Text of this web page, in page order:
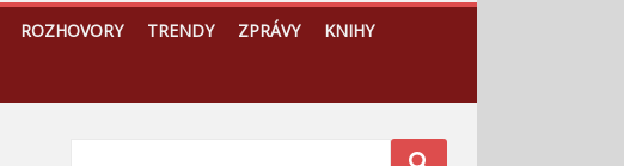
ROZHOVORY TRENDY ZPRÁVY KNIHY